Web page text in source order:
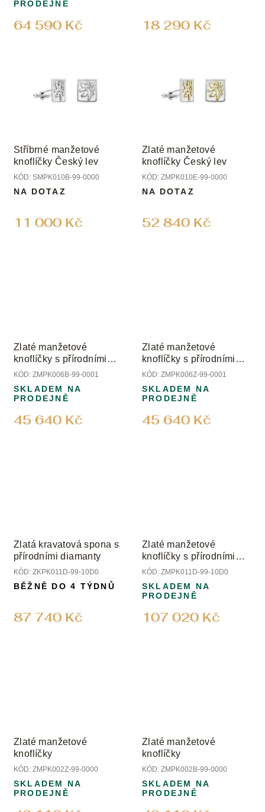
ů
64 590 Kč
PRODEJNĚ
18 290 Kč
Stříbrné manžetové
knoflíčky Český lev
KÓD: SMPK010B-99-0000
11 000 Kč
NA DOTAZ
Zlaté manžetové
knoflíčky Český lev
KÓD: ZMPK010E-99-0000
52 840 Kč
NA DOTAZ
Zlaté manžetové
knoflíčky s přírodními
onyxy
KÓD: ZMPK006B-99-0001
45 640 Kč
SKLADEM NA
PRODEJNĚ
Zlaté manžetové
knoflíčky s přírodními
onyxy
KÓD: ZMPK006Z-99-0001
45 640 Kč
SKLADEM NA
PRODEJNĚ
Zlatá kravatová spona s
přírodními diamanty
KÓD: ZKPK011D-99-10D0
87 740 Kč
BĚŽNĚ DO 4 TÝDNŮ
Zlaté manžetové
knoflíčky s přírodními
diamanty
KÓD: ZMPK011D-99-10D0
107 020 Kč
SKLADEM NA
PRODEJNĚ
Zlaté manžetové
knoflíčky
KÓD: ZMPK002Z-99-0000
SKLADEM NA
PRODEJNĚ
Zlaté manžetové
knoflíčky
KÓD: ZMPK002B-99-0000
SKLADEM NA
PRODEJNĚ